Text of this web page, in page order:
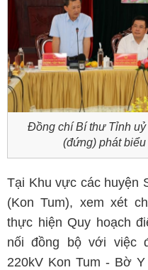
Đồng chí Bí thư Tỉnh
(đứng) phát
Tại Khu vực các huyện
(Kon Tum), xem xét
thực hiện Quy hoạch
nối đồng bộ với việc
220kV Kon Tum - Bờ